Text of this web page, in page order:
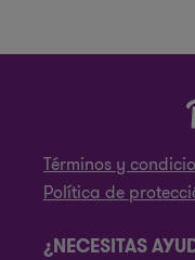
Términos y
Política de
¿NECESITAS